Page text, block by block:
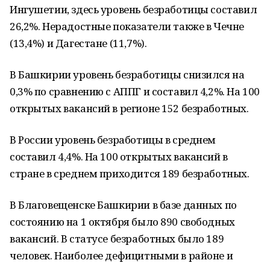
Ингушетии, здесь уровень безработицы составил
26,2%. Нерадостные показатели также в Чечне
(13,4%) и Дагестане (11,7%).
В Башкирии уровень безработицы снизился на
0,3% по сравнению с АППГ и составил 4,2%. На 100
открытых вакансий в регионе 152 безработных.
В России уровень безработицы в среднем
составил 4,4%. На 100 открытых вакансий в
стране в среднем приходится 189 безработных.
В Благовещенске Башкирии в базе данных по
состоянию на 1 октября было 890 свободных
вакансий. В статусе безработных было 189
человек. Наиболее дефицитными в районе и